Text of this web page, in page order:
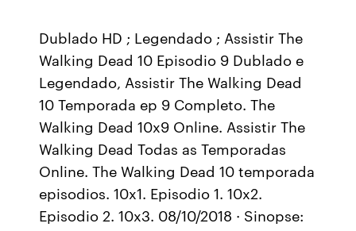
Dublado HD ; Legendado ; Assistir The
Walking Dead 10 Episodio 9 Dublado e
Legendado, Assistir The Walking Dead
10 Temporada ep 9 Completo. The
Walking Dead 10x9 Online. Assistir The
Walking Dead Todas as Temporadas
Online. The Walking Dead 10 temporada
episodios. 10x1. Episodio 1. 10x2.
Episodio 2. 10x3. 08/10/2018 · Sinopse: